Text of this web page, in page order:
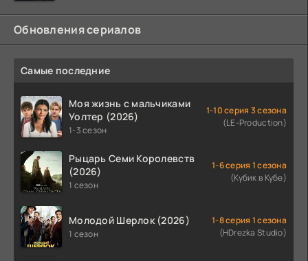
Обновления сериалов
Самые последние
Моя жизнь с мальчиками
Уолтер (2026)
1-3 сезон
1-10 серия 3 сезона
(LE-Production)
Рыцарь Семи Королевств
(2026)
1 сезон
1-6 серия 1 сезона
(Кубик в Кубе)
Молодой Шерлок (2026)
1 сезон
1-8 серия 1 сезона
(HDrezka Studio)